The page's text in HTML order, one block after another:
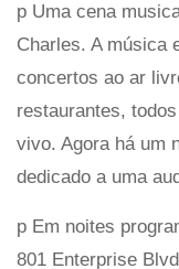
p Uma cena
Charles. A música
concertos ao ar
restaurantes,
vivo. Agora há um
dedicado a uma
p Em noites
801 Enterprise